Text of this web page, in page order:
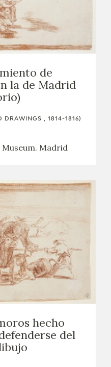
de
la de Madrid
DRAWINGS , 1814-1816)
Madrid
hecho
del